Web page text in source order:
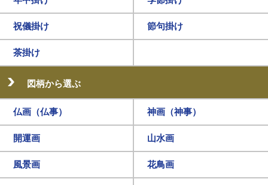
祝儀掛け 節句掛け
茶掛け
図柄から選ぶ
仏画（仏事） 神画（神事）
開運画 山水画
風景画 花鳥画